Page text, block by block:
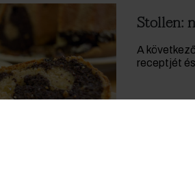
Stollen:
A
receptjét